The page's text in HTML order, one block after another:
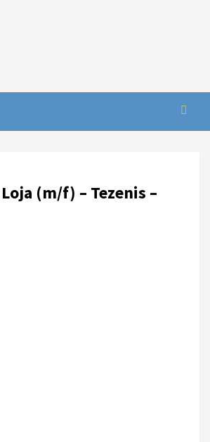
(m/f) – Tezenis –